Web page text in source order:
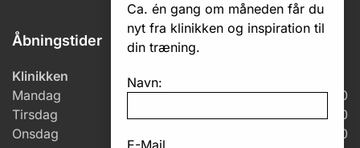
Ca. én gang om måneden får du
nyt fra klinikken og inspiration til
din træning.
Navn:
E-Mail
Åbningstider
Klinikken
Mandag
7.00 – 18.00
Tirsdag
6.00 – 18.00
Onsdag
6.00 – 17.00